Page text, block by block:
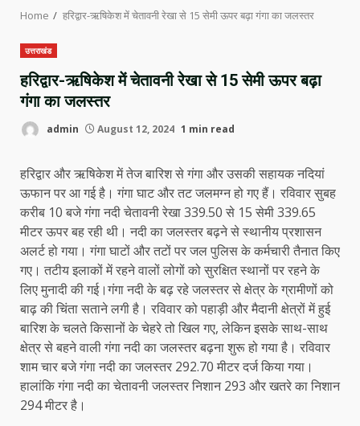
Home हरिद्वार-ऋषिकेश में चेतावनी रेखा से 15 सेमी ऊपर बढ़ा गंगा का जलस्तर
उत्तराखंड
हरिद्वार-ऋषिकेश में चेतावनी रेखा से 15 सेमी ऊपर बढ़ा
गंगा का जलस्तर
admin August 12, 2024 1 min read
हरिद्वार और ऋषिकेश में तेज बारिश से गंगा और उसकी सहायक नदियां
ऊफान पर आ गई है। गंगा घाट और तट जलमग्न हो गए हैं। रविवार सुबह
करीब 10 बजे गंगा नदी चेतावनी रेखा 339.50 से 15 सेमी 339.65
मीटर ऊपर बह रही थी। नदी का जलस्तर बढ़ने से स्थानीय प्रशासन
अलर्ट हो गया। गंगा घाटों और तटों पर जल पुलिस के कर्मचारी तैनात किए
गए। तटीय इलाकों में रहने वालों लोगों को सुरक्षित स्थानों पर रहने के
लिए मुनादी की गई।गंगा नदी के बढ़ रहे जलस्तर से क्षेत्र के ग्रामीणों को
बाढ़ की चिंता सताने लगी है। रविवार को पहाड़ी और मैदानी क्षेत्रों में हुई
बारिश के चलते किसानों के चेहरे तो खिल गए, लेकिन इसके साथ-साथ
क्षेत्र से बहने वाली गंगा नदी का जलस्तर बढ़ना शुरू हो गया है। रविवार
शाम चार बजे गंगा नदी का जलस्तर 292.70 मीटर दर्ज किया गया।
हालांकि गंगा नदी का चेतावनी जलस्तर निशान 293 और खतरे का निशान
294 मीटर है।